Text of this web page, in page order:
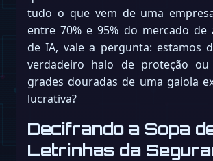
tudo o que vem de uma
entre 70% e 95% do mercado de
de IA, vale a pergunta: estamos
verdadeiro halo de proteção ou
grades douradas de uma gaiola
lucrativa?
Decifrando a Sopa
Letrinhas da